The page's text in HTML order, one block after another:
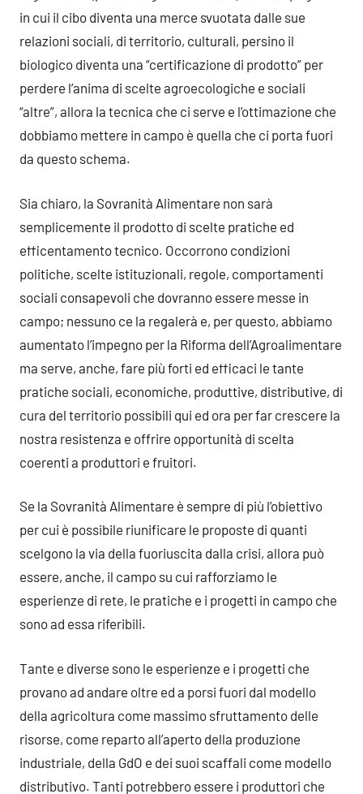
in cui il cibo diventa una merce svuotata dalle sue
relazioni sociali, di territorio, culturali, persino il
biologico diventa una “certificazione di prodotto” per
perdere l’anima di scelte agroecologiche e sociali
“altre”, allora la tecnica che ci serve e l’ottimazione che
dobbiamo mettere in campo è quella che ci porta fuori
da questo schema.
Sia chiaro, la Sovranità Alimentare non sarà
semplicemente il prodotto di scelte pratiche ed
efficentamento tecnico. Occorrono condizioni
politiche, scelte istituzionali, regole, comportamenti
sociali consapevoli che dovranno essere messe in
campo; nessuno ce la regalerà e, per questo, abbiamo
aumentato l’impegno per la Riforma dell’Agroalimentare
ma serve, anche, fare più forti ed efficaci le tante
pratiche sociali, economiche, produttive, distributive, di
cura del territorio possibili qui ed ora per far crescere la
nostra resistenza e offrire opportunità di scelta
coerenti a produttori e fruitori.
Se la Sovranità Alimentare è sempre di più l’obiettivo
per cui è possibile riunificare le proposte di quanti
scelgono la via della fuoriuscita dalla crisi, allora può
essere, anche, il campo su cui rafforziamo le
esperienze di rete, le pratiche e i progetti in campo che
sono ad essa riferibili.
Tante e diverse sono le esperienze e i progetti che
provano ad andare oltre ed a porsi fuori dal modello
della agricoltura come massimo sfruttamento delle
risorse, come reparto all’aperto della produzione
industriale, della GdO e dei suoi scaffali come modello
distributivo. Tanti potrebbero essere i produttori che